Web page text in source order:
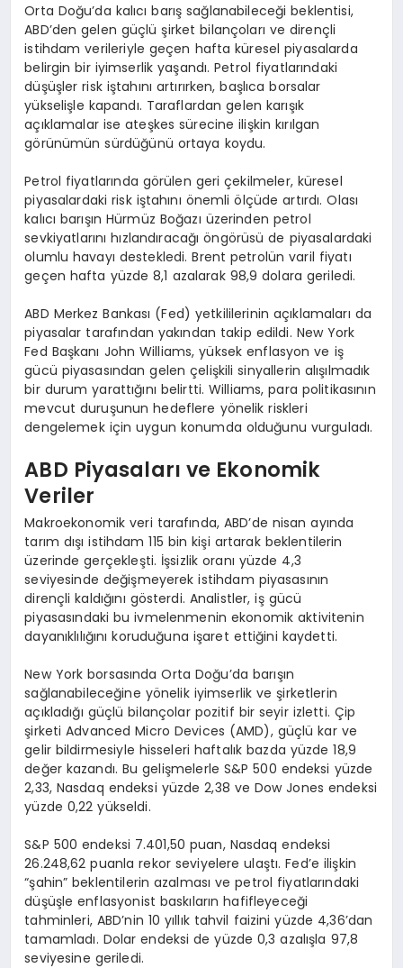
Orta Doğu’da kalıcı barış sağlanabileceği beklentisi,
ABD’den gelen güçlü şirket bilançoları ve dirençli
istihdam verileriyle geçen hafta küresel piyasalarda
belirgin bir iyimserlik yaşandı. Petrol fiyatlarındaki
düşüşler risk iştahını artırırken, başlıca borsalar
yükselişle kapandı. Taraflardan gelen karışık
açıklamalar ise ateşkes sürecine ilişkin kırılgan
görünümün sürdüğünü ortaya koydu.
Petrol fiyatlarında görülen geri çekilmeler, küresel
piyasalardaki risk iştahını önemli ölçüde artırdı. Olası
kalıcı barışın Hürmüz Boğazı üzerinden petrol
sevkiyatlarını hızlandıracağı öngörüsü de piyasalardaki
olumlu havayı destekledi. Brent petrolün varil fiyatı
geçen hafta yüzde 8,1 azalarak 98,9 dolara geriledi.
ABD Merkez Bankası (Fed) yetkililerinin açıklamaları da
piyasalar tarafından yakından takip edildi. New York
Fed Başkanı John Williams, yüksek enflasyon ve iş
gücü piyasasından gelen çelişkili sinyallerin alışılmadık
bir durum yarattığını belirtti. Williams, para politikasının
mevcut duruşunun hedeflere yönelik riskleri
dengelemek için uygun konumda olduğunu vurguladı.
ABD Piyasaları ve Ekonomik
Veriler
Makroekonomik veri tarafında, ABD’de nisan ayında
tarım dışı istihdam 115 bin kişi artarak beklentilerin
üzerinde gerçekleşti. İşsizlik oranı yüzde 4,3
seviyesinde değişmeyerek istihdam piyasasının
dirençli kaldığını gösterdi. Analistler, iş gücü
piyasasındaki bu ivmelenmenin ekonomik aktivitenin
dayanıklılığını koruduğuna işaret ettiğini kaydetti.
New York borsasında Orta Doğu’da barışın
sağlanabileceğine yönelik iyimserlik ve şirketlerin
açıkladığı güçlü bilançolar pozitif bir seyir izletti. Çip
şirketi Advanced Micro Devices (AMD), güçlü kar ve
gelir bildirmesiyle hisseleri haftalık bazda yüzde 18,9
değer kazandı. Bu gelişmelerle S&P 500 endeksi yüzde
2,33, Nasdaq endeksi yüzde 2,38 ve Dow Jones endeksi
yüzde 0,22 yükseldi.
S&P 500 endeksi 7.401,50 puan, Nasdaq endeksi
26.248,62 puanla rekor seviyelere ulaştı. Fed’e ilişkin
“şahin” beklentilerin azalması ve petrol fiyatlarındaki
düşüşle enflasyonist baskıların hafifleyeceği
tahminleri, ABD’nin 10 yıllık tahvil faizini yüzde 4,36’dan
tamamladı. Dolar endeksi de yüzde 0,3 azalışla 97,8
seviyesine geriledi.